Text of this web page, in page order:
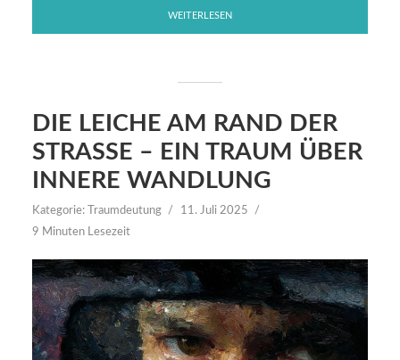
WEITERLESEN
DIE LEICHE AM RAND DER
STRASSE – EIN TRAUM ÜBER I
NNERE WANDLUNG
Kategorie: Traumdeutung
11. Juli 2025
9 Minuten Lesezeit